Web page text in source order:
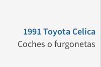
1991 Toyota Celica
Coches o furgonetas